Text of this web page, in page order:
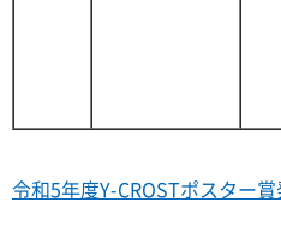
令和5年度Y-CROSTポスター